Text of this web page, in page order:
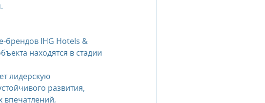
брендов IHG Hotels &
находятся в стадии
лидерскую
развития,
впечатлений,